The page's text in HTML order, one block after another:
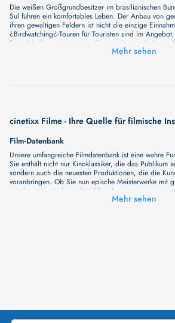
Die weißen Großgrundbesitzer im brasilianischen
Sul führen ein komfortables Leben. Der Anbau von
ihren gewaltigen Feldern ist nicht die einzige
¿Birdwatching¿-Touren für Touristen sind im
Foto-Attraktion engagierten Guarani-Kaiowa Indianer
klägliches Dasein in ihren Reservaten abseits der
Mehr sehen
cinetixx Filme - Ihre Quelle für filmische
Film-Datenbank
Unsere umfangreiche Filmdatenbank ist eine wahre
Sie enthält nicht nur Kinoklassiker, die das Publikum
sondern auch die neuesten Produktionen, die die
voranbringen. Ob Sie nun epische Meisterwerke mit
subtile, intime Independent-Filme bevorzugen, unsere
von Inhalten, die Ihr Herz und Ihren Geist berühren
Kinematographie zu einer noch faszinierenderen
Mehr sehen